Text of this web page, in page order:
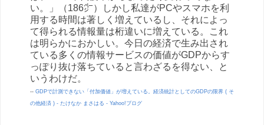
い。」（186㌻）しかし私達がPCやスマホを利
用する時間は著しく増えているし、それによっ
て得られる情報量は桁違いに増えている。これ
は明らかにおかしい。今日の経済で生み出され
ている多くの情報サービスの価値がGDPからす
っぽり抜け落ちていると言わざるを得ない、と
いうわけだ。
-- GDPで計測できない「付加価値」が増えている。経済統計としてのGDPの限界 ( そ
の他経済 ) - たけなか まさはる - Yahoo!ブログ